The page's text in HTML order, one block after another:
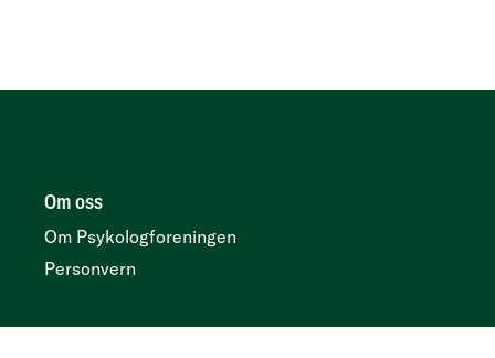
Om oss
Om Psykologforeningen
Personvern
Her finner du oss